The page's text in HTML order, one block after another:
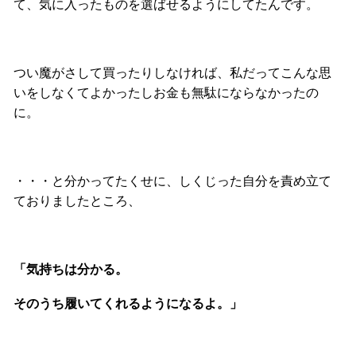
て、気に入ったものを選ばせるようにしてたんです。
つい魔がさして買ったりしなければ、私だってこんな思
いをしなくてよかったしお金も無駄にならなかったの
に。
・・・と分かってたくせに、しくじった自分を責め立て
ておりましたところ、
「気持ちは分かる。
そのうち履いてくれるようになるよ。」